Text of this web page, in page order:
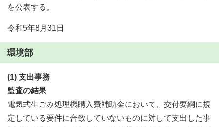
を公表する。
令和5年8月31日
環境部
(1) 支出事務
監査の結果
電気式生ごみ処理機購入費補助金において、交付要綱に規
定している要件に合致していないものに対して支出した事